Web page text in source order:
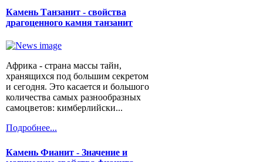
Камень Танзанит - свойства
драгоценного камня танзанит
Африка - страна массы тайн,
хранящихся под большим секретом
и сегодня. Это касается и большого
количества самых разнообразных
самоцветов: кимберлийски...
Подробнее...
Камень Фианит - Значение и